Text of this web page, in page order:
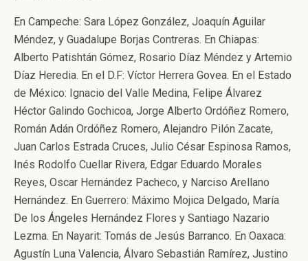
En Campeche: Sara López González, Joaquín Aguilar
Méndez, y Guadalupe Borjas Contreras. En Chiapas:
Alberto Patishtán Gómez, Rosario Díaz Méndez y Artemio
Díaz Heredia. En el D.F: Víctor Herrera Govea. En el Estado
de México: Ignacio del Valle Medina, Felipe Álvarez
Héctor Galindo Gochicoa, Jorge Alberto Ordóñez Romero,
Román Adán Ordóñez Romero, Alejandro Pilón Zacate,
Juan Carlos Estrada Cruces, Julio César Espinosa Ramos,
Inés Rodolfo Cuellar Rivera, Edgar Eduardo Morales
Reyes, Oscar Hernández Pacheco, y Narciso Arellano
Hernández. En Guerrero: Máximo Mojica Delgado, María
De los Ángeles Hernández Flores y Santiago Nazario
Lezma. En Nayarit: Tomás de Jesús Barranco. En Oaxaca:
Agustín Luna Valencia, Álvaro Sebastián Ramírez, Justino